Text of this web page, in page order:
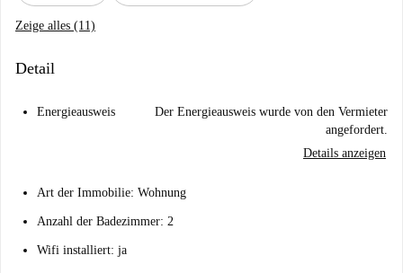
Zeige alles (11)
Detail
Energieausweis
Der Energieausweis wurde von den Vermieter
angefordert.
Details anzeigen
Art der Immobilie: Wohnung
Anzahl der Badezimmer: 2
Wifi installiert: ja